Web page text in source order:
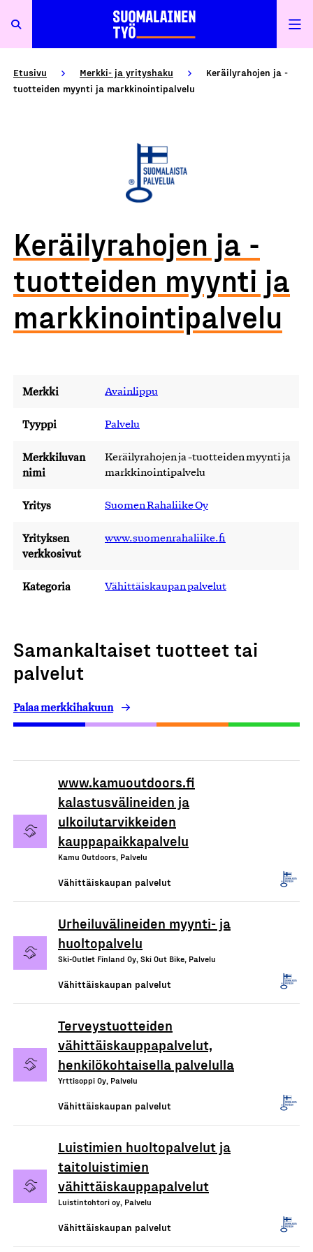
Etusivu Merkki- ja yrityshaku
Keräilyrahojen ja -
tuotteiden myynti ja markkinointipalvelu
Keräilyrahojen ja -
tuotteiden myynti ja
markkinointipalvelu
Merkki Avainlippu
Tyyppi Palvelu
Merkkiluvan
nimi
Keräilyrahojen ja -tuotteiden myynti ja
markkinointipalvelu
Yritys Suomen Rahaliike Oy
Yrityksen
verkkosivut
www.suomenrahaliike.fi
Kategoria Vähittäiskaupan palvelut
Samankaltaiset tuotteet tai
palvelut
Palaa merkkihakuun
www.kamuoutdoors.fi
kalastusvälineiden ja
ulkoilutarvikkeiden
kauppapaikkapalvelu
Kamu Outdoors, Palvelu
Vähittäiskaupan palvelut
Urheiluvälineiden myynti- ja
huoltopalvelu
Ski-Outlet Finland Oy, Ski Out Bike, Palvelu
Vähittäiskaupan palvelut
Terveystuotteiden
vähittäiskauppapalvelut,
henkilökohtaisella palvelulla
Yrttisoppi Oy, Palvelu
Vähittäiskaupan palvelut
Luistimien huoltopalvelut ja
taitoluistimien
vähittäiskauppapalvelut
Luistintohtori oy, Palvelu
Vähittäiskaupan palvelut